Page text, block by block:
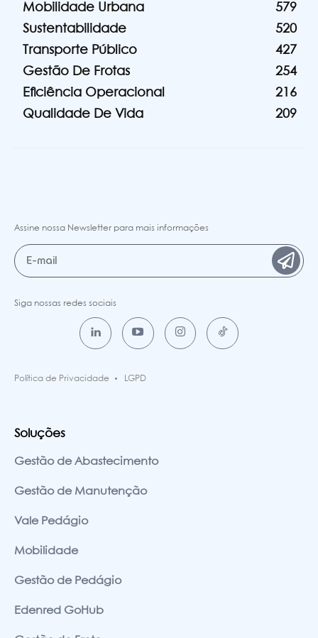
Mobilidade Urbana
579
Sustentabilidade
520
Transporte Público
427
Gestão De Frotas
254
Eficiência Operacional
216
Qualidade De Vida
209
Assine nossa Newsletter para mais informações
Siga nossas redes sociais
Política de Privacidade LGPD
Soluções
Gestão de Abastecimento
Gestão de Manutenção
Vale Pedágio
Mobilidade
Gestão de Pedágio
Edenred GoHub